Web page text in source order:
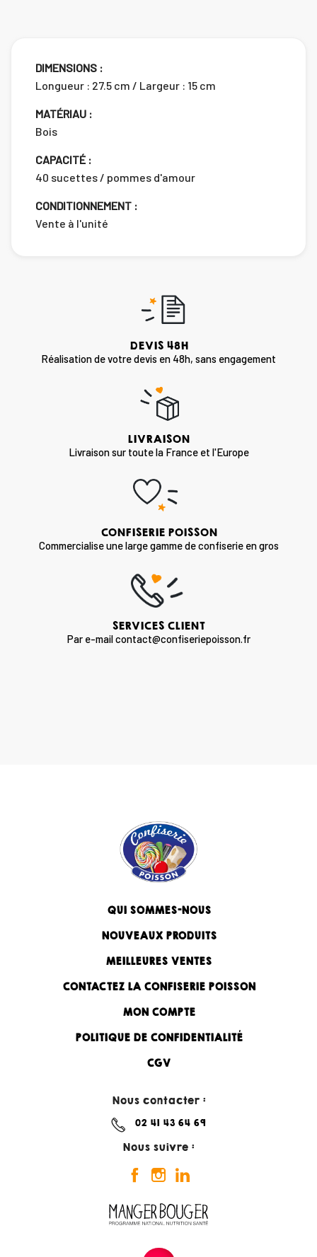
DIMENSIONS :
Longueur : 27.5 cm / Largeur : 15 cm
MATÉRIAU :
Bois
CAPACITÉ :
40 sucettes / pommes d'amour
CONDITIONNEMENT :
Vente à l'unité
DEVIS 48H
Réalisation de votre devis en 48h, sans engagement
LIVRAISON
Livraison sur toute la France et l'Europe
CONFISERIE POISSON
Commercialise une large gamme de confiserie en gros
SERVICES CLIENT
Par e-mail contact@confiseriepoisson.fr
QUI SOMMES-NOUS
NOUVEAUX PRODUITS
MEILLEURES VENTES
CONTACTEZ LA CONFISERIE POISSON
MON COMPTE
POLITIQUE DE CONFIDENTIALITÉ
CGV
Nous contacter :
02 41 43 64 69
Nous suivre :